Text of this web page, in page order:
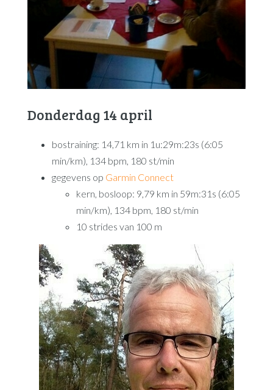
Donderdag 14 april
bostraining: 14,71 km in 1u:29m:23s (6:05
min/km), 134 bpm, 180 st/min
gegevens op Garmin Connect
kern, bosloop: 9,79 km in 59m:31s (6:05
min/km), 134 bpm, 180 st/min
10 strides van 100 m